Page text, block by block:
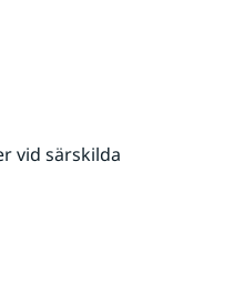
vid särskilda